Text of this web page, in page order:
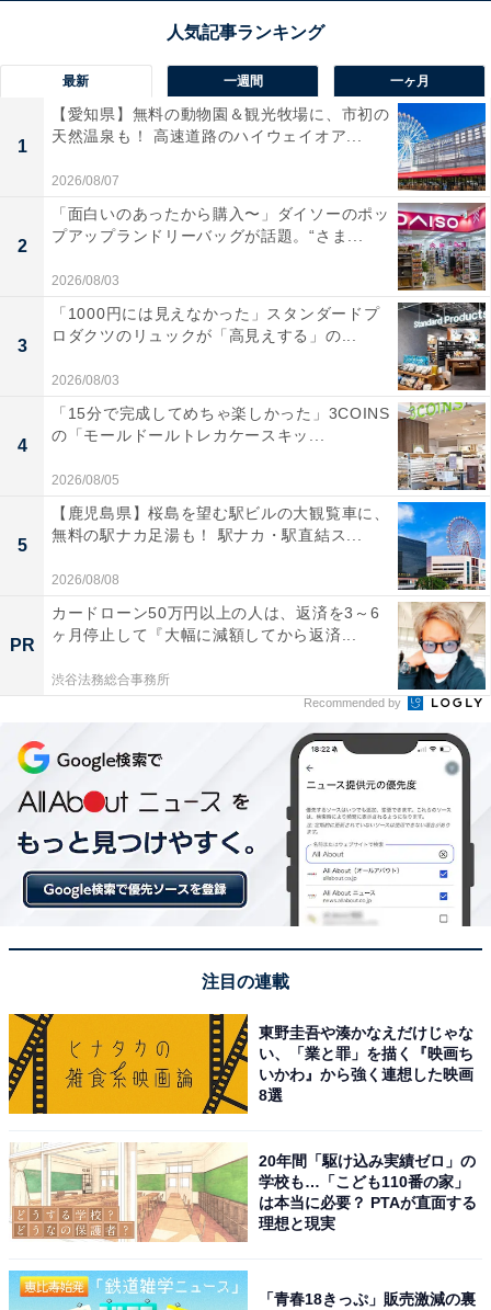
最新 一週間 一ヶ月
1
【愛知県】無料の動物園＆観光牧場に、市初の
天然温泉も！ 高速道路のハイウェイオア...
2026/08/07
2
「面白いのあったから購入〜」ダイソーのポッ
プアップランドリーバッグが話題。“さま...
2026/08/03
3
「1000円には見えなかった」スタンダードプ
ロダクツのリュックが「高見えする」の...
2026/08/03
4
「15分で完成してめちゃ楽しかった」3COINS
の「モールドールトレカケースキッ...
2026/08/05
5
【鹿児島県】桜島を望む駅ビルの大観覧車に、
無料の駅ナカ足湯も！ 駅ナカ・駅直結ス...
2026/08/08
PR
カードローン50万円以上の人は、返済を3～6
ヶ月停止して『大幅に減額してから返済...
渋谷法務総合事務所
Recommended by
注目の連載
東野圭吾や湊かなえだけじゃな
い、「業と罪」を描く『映画ち
いかわ』から強く連想した映画
8選
20年間「駆け込み実績ゼロ」の
学校も…「こども110番の家」
は本当に必要？ PTAが直面する
理想と現実
「青春18きっぷ」販売激減の裏